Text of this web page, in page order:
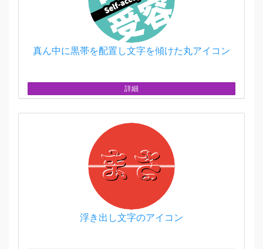
真ん中に黒帯を配置し文字を傾けた丸アイコン
詳細
浮き出し文字のアイコン